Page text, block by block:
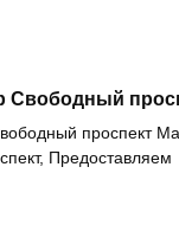
Свободный
проспект
Предоставляем